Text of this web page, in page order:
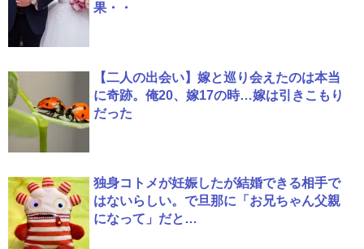
果・・
【二人の出会い】嫁と巡り会えたのは本当
に奇跡。俺20、嫁17の時…嫁は引きこもり
だった
独身コトメが妊娠したが結婚できる相手で
はないらしい。で旦那に「お兄ちゃん父親
になって」だと…